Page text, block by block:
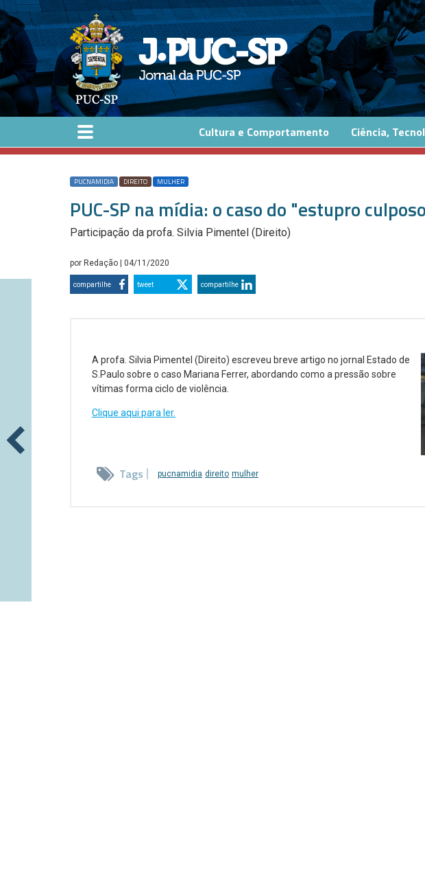
Pular para o conteúdo principal
Cultura e Comportamento Ciência,
PUCNAMIDIA DIREITO MULHER
PUC-SP na mídia: o caso do "estupro
Participação da profa. Silvia Pimentel (Direito)
por Redação | 04/11/2020
compartilhe tweet compartilhe
A profa. Silvia Pimentel (Direito) escreveu breve artigo no jornal Estado de
S.Paulo sobre o caso Mariana Ferrer, abordando como a pressão sobre
vítimas forma ciclo de violência.
Clique aqui para ler.
Tags pucnamidia direito mulher